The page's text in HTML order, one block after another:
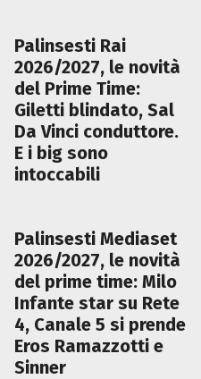
Palinsesti Rai
2026/2027, le novità
del Prime Time:
Giletti blindato, Sal
Da Vinci conduttore.
E i big sono
intoccabili
Palinsesti Mediaset
2026/2027, le novità
del prime time: Milo
Infante star su Rete
4, Canale 5 si prende
Eros Ramazzotti e
Sinner